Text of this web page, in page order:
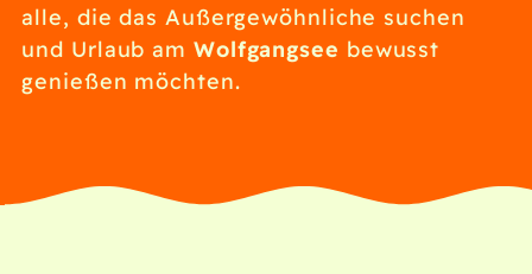
alle, die das Außergewöhnliche suchen
und Urlaub am Wolfgangsee bewusst
genießen möchten.